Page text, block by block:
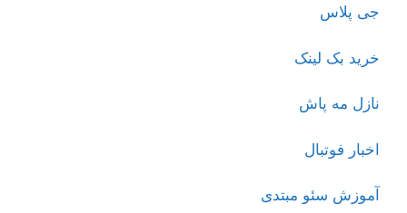
جی پلاس
خرید بک لینک
نازل مه پاش
اخبار فوتبال
آموزش سئو مبتدی